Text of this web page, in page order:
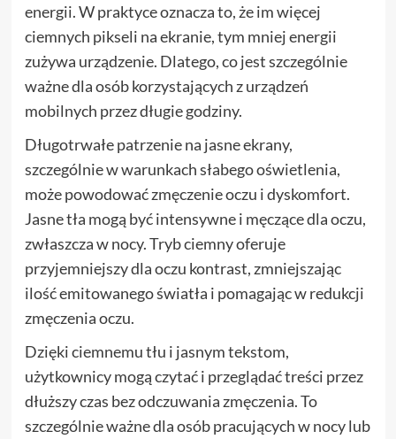
energii. W praktyce oznacza to, że im więcej
ciemnych pikseli na ekranie, tym mniej energii
zużywa urządzenie. Dlatego, co jest szczególnie
ważne dla osób korzystających z urządzeń
mobilnych przez długie godziny.
Długotrwałe patrzenie na jasne ekrany,
szczególnie w warunkach słabego oświetlenia,
może powodować zmęczenie oczu i dyskomfort.
Jasne tła mogą być intensywne i męczące dla oczu,
zwłaszcza w nocy. Tryb ciemny oferuje
przyjemniejszy dla oczu kontrast, zmniejszając
ilość emitowanego światła i pomagając w redukcji
zmęczenia oczu.
Dzięki ciemnemu tłu i jasnym tekstom,
użytkownicy mogą czytać i przeglądać treści przez
dłuższy czas bez odczuwania zmęczenia. To
szczególnie ważne dla osób pracujących w nocy lub